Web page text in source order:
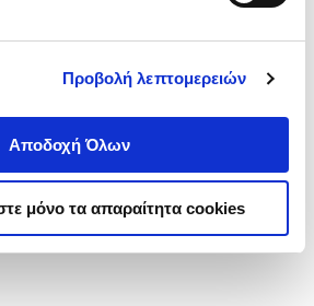
Προβολή λεπτομερειών
Αποδοχή Όλων
μόνο τα απαραίτητα cookies